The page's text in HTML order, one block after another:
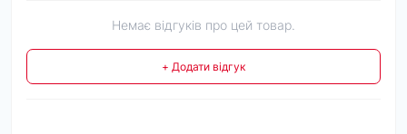
Немає відгуків про цей товар.
+ Додати відгук